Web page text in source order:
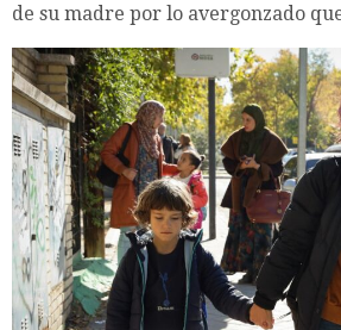
de su madre por lo avergonzado